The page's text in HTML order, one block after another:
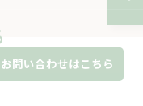
お問い合わせはこちら
ち ALL RIGHTS RESERVED.